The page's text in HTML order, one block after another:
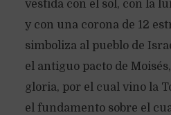
vestida con el sol, con la
y con una corona de 12
simboliza al pueblo de
el antiguo pacto de
gloria, por el cual vino la
el fundamento sobre el